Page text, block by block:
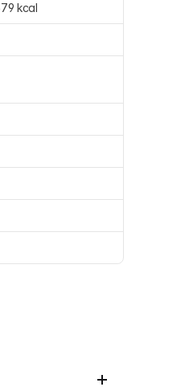
kcal